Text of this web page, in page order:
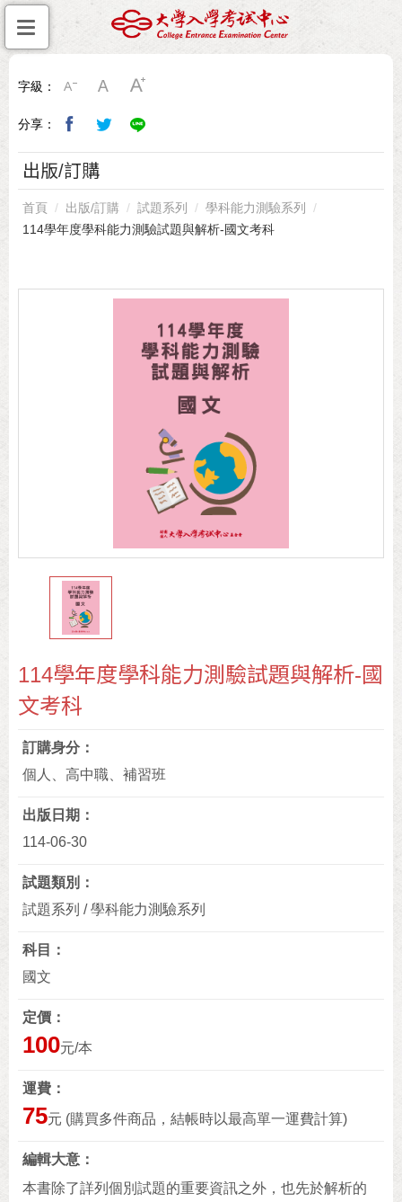
字級：
分享：
出版/訂購
首頁 出版/訂購 試題系列
學科能力測驗系列
114學年度學科能力測驗試題與解析-國文考科
114學年度學科能力測驗試題與解析-國
文考科
訂購身分
個人、高中職、補習班
出版日期
114-06-30
試題類別
試題系列 / 學科能力測驗系列
科目
國文
定價
100元/本
運費
75元 (購買多件商品，結帳時以最高單一運費計算)
編輯大意
本書除了詳列個別試題的重要資訊之外，也先於解析的